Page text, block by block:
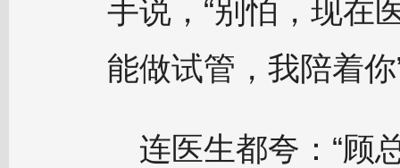
手说，“别怕，现在
能做试管，我陪着你
连医生都夸：“顾